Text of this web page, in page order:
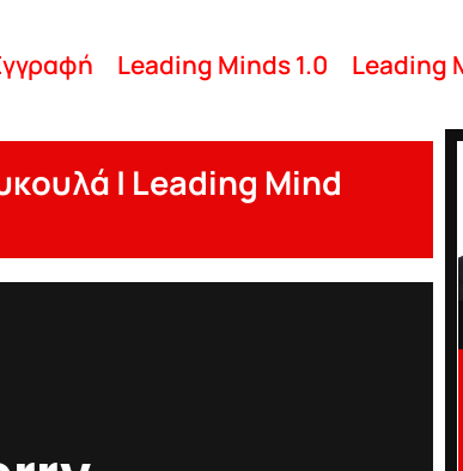
Leading Minds 1.0 Leading
| Leading Mind